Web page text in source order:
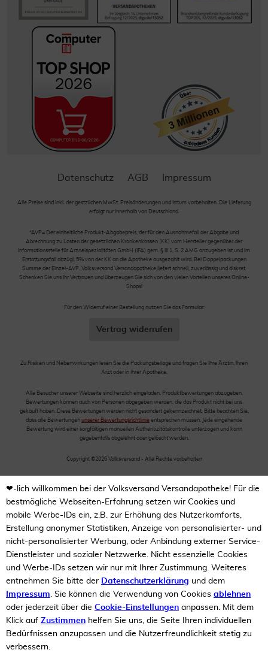
Datenschutz AGB Impressum
Alle Preise sind inkl. der gestzlichen MwSt. Preisänderungen und Irrtum vorbehalten. Die Lieferung
erfolgt nur innerhalb von Deutschland.
*AVP= Der einheitliche Produkt-Abgabepreis, der für den Ausnahmefall der Abgabe und
Abrechnung zu Lasten der gesetzlichen Krankenkassen (KK) vom Hersteller gegenüber der
Informationsstelle für Arzneispezialitäten GmbH (IFA) gem. § III 1, S. 2 AMG anzugeben ist und im
Erstattungsfall abzügl. 5% von der KK an die Apotheke ausgezahlt wird. Bei Doppelpackungen
Summe der Einzel-AVP. Volksversand Versandapotheke liefert schnell, zuverlässig und diskret.
Schenken Sie uns Ihr Vertrauen und überzeugen Sie sich von den vielen Vorteilen unseres Online-
Shops!
Für den Widerruf einer Bestellung nutzen Sie das Formular:
Vertrag widerrufen
Zu Risiken und Nebenwirkungen lesen Sie die Packungsbeilage und fragen Sie Ihre Ärztin, Ihren
Arzt oder in Ihrer Apotheke.
Alle Besucher unserer Webseite sind herzlich eingeladen, Produktbewertungen abzugeben.
Bewertungen können auch von Personen abgegeben werden, die das Produkt nicht bei uns
gekauft haben. Diese Bewertungen werden nicht gesondert gekennzeichnet. Bitte beachten Sie,
dass alle Bewertungen unserer Bewertungsrichtlinie entsprechen müssen. Jede eingehende
Bewertung wird einer sorgfältigen manuellen Authentizitätskontrolle unterzogen und kann
gegebenfalls abgelehnt oder gelöscht werden.
Copyright ©2026 Volksversand - Alle Rechte vorbehalten
❤-lich willkommen bei der Volksversand Versandapotheke! Für die
bestmögliche Webseiten-Erfahrung setzen wir Cookies und
mobile Werbe-IDs ein, z.B. zur Erhöhung des Nutzerkomforts,
Erstellung anonymer Statistiken, Anzeige von personalisierter- und
nicht-personalisierter Werbung, oder Anbindung externer Service-
Dienstleister und sozialer Netzwerke. Nicht essenzielle Cookies
und Werbe-IDs setzen wir nur mit Ihrer Zustimmung. Weiteres
entnehmen Sie bitte der Datenschutzerklärung und dem
Impressum. Sie können die Verwendung von Cookies ablehnen
oder jederzeit über die Cookie-Einstellungen anpassen. Mit dem
Klick auf Zustimmen helfen Sie uns, die Seite Ihren individuellen
Bedürfnissen anzupassen und die Nutzerfreundlichkeit stetig zu
verbessern.